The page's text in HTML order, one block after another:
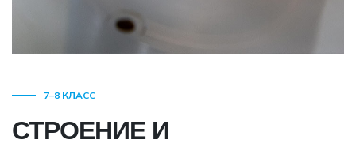
7–8 КЛАСС
СТРОЕНИЕ И